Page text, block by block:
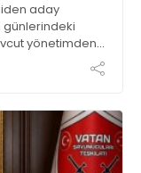
aday
günlerindeki
yönetimden
Gülhanım Kara